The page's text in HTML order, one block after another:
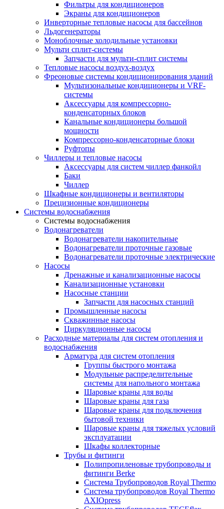
Фильтры для кондиционеров
Экраны для кондиционеров
Инверторные тепловые насосы для бассейнов
Льдогенераторы
Моноблочные холодильные установки
Мульти сплит-системы
Запчасти для мульти-сплит системы
Тепловые насосы воздух-воздух
Фреоновые системы кондиционирования зданий
Мультизональные кондиционеры и VRF-
системы
Аксессуары для компрессорно-
конденсаторных блоков
Канальные кондиционеры большой
мощности
Компрессорно-конденсаторные блоки
Руфтопы
Чиллеры и тепловые насосы
Аксессуары для систем чиллер фанкойл
Баки
Чиллер
Шкафные кондиционеры и вентиляторы
Прецизионные кондиционеры
Системы водоснабжения
Системы водоснабжения
Водонагреватели
Водонагреватели накопительные
Водонагреватели проточные газовые
Водонагреватели проточные электрические
Насосы
Дренажные и канализационные насосы
Канализационные установки
Насосные станции
Запчасти для насосных станций
Промышленные насосы
Скважинные насосы
Циркуляционные насосы
Расходные материалы для систем отопления и
водоснабжения
Арматура для систем отопления
Группы быстрого монтажа
Модульные распределительные
системы для напольного монтажа
Шаровые краны для воды
Шаровые краны для газа
Шаровые краны для подключения
бытовой техники
Шаровые краны для тяжелых условий
эксплуатации
Шкафы коллекторные
Трубы и фитинги
Полипропиленовые трубопроводы и
фитинги Berke
Система Трубопроводов Royal Thermo
Система трубопроводов Royal Thermo
AXIOpress